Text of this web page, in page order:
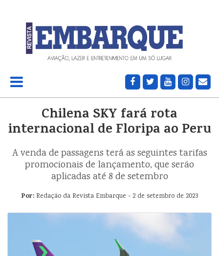
Chilena SKY fará rota
internacional de Floripa ao Peru
A venda de passagens terá as seguintes tarifas
promocionais de lançamento, que serão
aplicadas até 8 de setembro
Por: Redação da Revista Embarque - 2 de setembro de 2023